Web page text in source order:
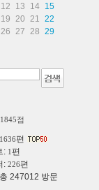
12 13 14
15
19 20 21
22
26 27 28 29
점
1636편
: 1 편
: 226편
247012 방문